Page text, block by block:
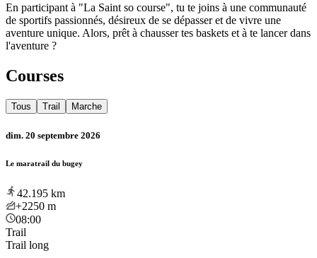
En participant à "La Saint so course", tu te joins à une communauté
de sportifs passionnés, désireux de se dépasser et de vivre une
aventure unique. Alors, prêt à chausser tes baskets et à te lancer dans
l'aventure ?
Courses
Tous Trail Marche
dim. 20 septembre 2026
Le maratrail du bugey
42.195 km
+2250 m
08:00
Trail
Trail long